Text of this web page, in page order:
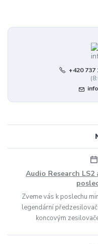
+420 737
Audio Research LS2
Zveme vás k poslechu
legendární
koncovým